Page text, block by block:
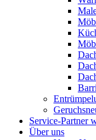
Service-Partner
Über uns